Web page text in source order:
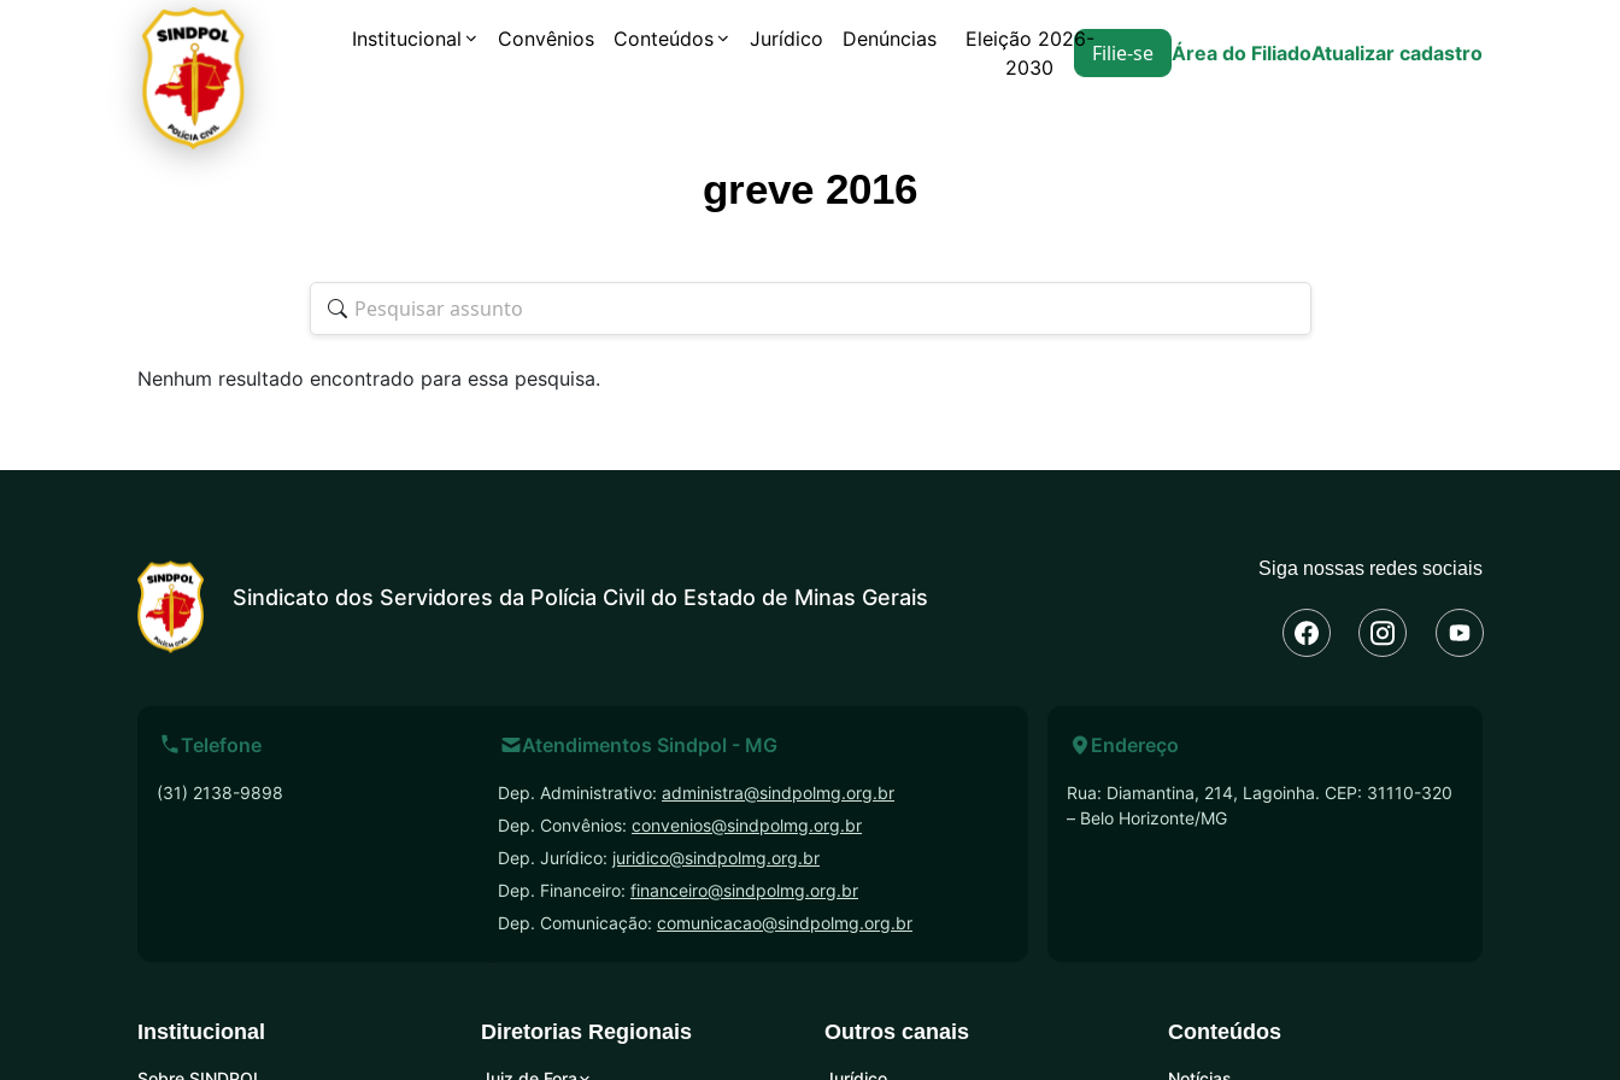
Institucional Convênios Conteúdos Jurídico Denúncias
Eleição 2026-
2030
Filie-se Área do FiliadoAtualizar cadastro
greve 2016
Nenhum resultado encontrado para essa pesquisa.
Sindicato dos Servidores da Polícia Civil do Estado de Minas Gerais
Siga nossas redes sociais
Telefone
(31) 2138-9898
Atendimentos Sindpol - MG
Dep. Administrativo: administra@sindpolmg.org.br
Dep. Convênios: convenios@sindpolmg.org.br
Dep. Jurídico: juridico@sindpolmg.org.br
Dep. Financeiro: financeiro@sindpolmg.org.br
Dep. Comunicação: comunicacao@sindpolmg.org.br
Endereço
Rua: Diamantina, 214, Lagoinha. CEP: 31110-320
– Belo Horizonte/MG
Institucional Diretorias Regionais Outros canais Conteúdos